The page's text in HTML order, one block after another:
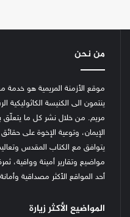
من نحن
موقع الأزمنة المريمية هو خدمة
ينتمون الى الكنيسة
مريم. من خلال نشر كل ما يتعلّق
الإيمان، وتوعية الإخوة على
يتوافق مع الكتاب المقدس
مواضيع وتقارير أمينة ووافية،
أحد المواقع الأكثر مصداقية
المواضيع الأكثر زيارة